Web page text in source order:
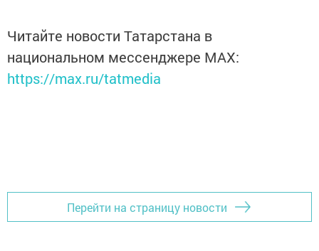
Читайте новости Татарстана в
национальном мессенджере MАХ:
https://max.ru/tatmedia
Перейти на страницу новости